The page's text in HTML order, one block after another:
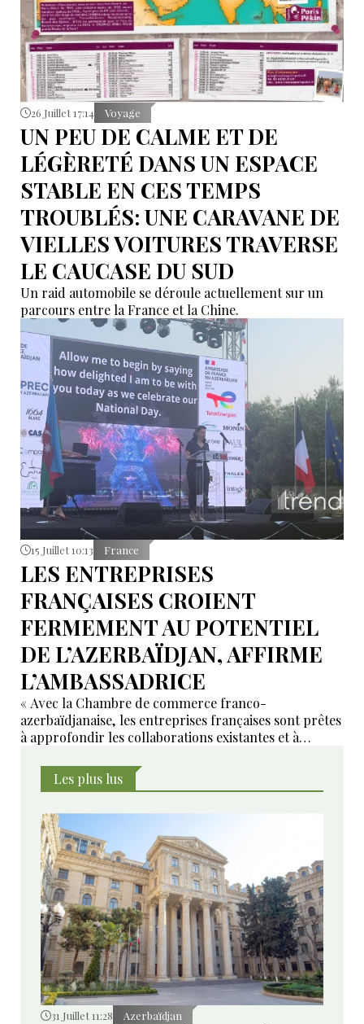
26 Juillet 17:14 Voyage
UN PEU DE CALME ET DE
LÉGÈRETÉ DANS UN ESPACE
STABLE EN CES TEMPS
TROUBLÉS: UNE CARAVANE DE
VIELLES VOITURES TRAVERSE
LE CAUCASE DU SUD
Un raid automobile se déroule actuellement sur un
parcours entre la France et la Chine.
15 Juillet 10:13 France
LES ENTREPRISES
FRANÇAISES CROIENT
FERMEMENT AU POTENTIEL
DE L’AZERBAÏDJAN, AFFIRME
L’AMBASSADRICE
« Avec la Chambre de commerce franco-
azerbaïdjanaise, les entreprises françaises sont prêtes
à approfondir les collaborations existantes et à
Les plus lus
31 Juillet 11:28 Azerbaïdjan